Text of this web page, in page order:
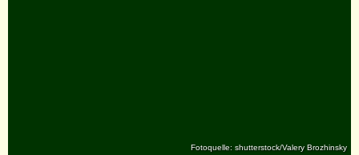
Fotoquelle: shutterstock/Valery Brozhinsky